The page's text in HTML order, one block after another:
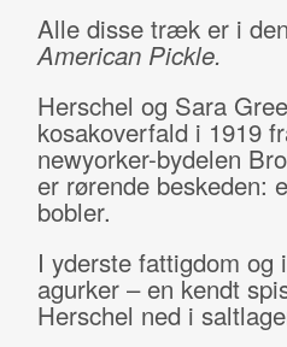
Alle disse træk er i
American Pickle.
Herschel og Sara
kosakoverfald i 1919
newyorker-bydelen
er rørende beskeden:
bobler.
I yderste fattigdom og
agurker – en kendt
Herschel ned i